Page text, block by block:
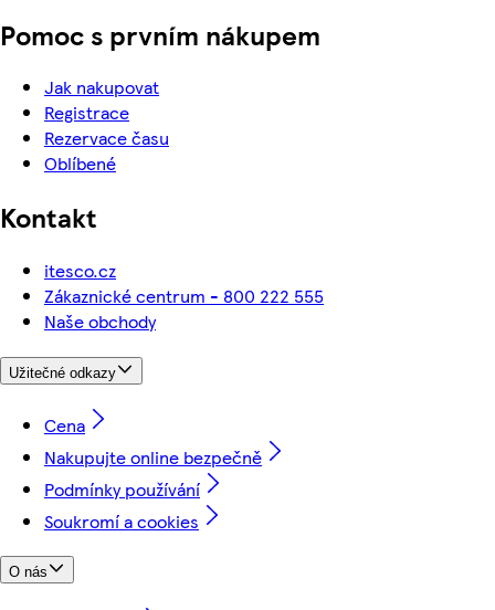
Pomoc s prvním nákupem
Jak nakupovat
Registrace
Rezervace času
Oblíbené
Kontakt
itesco.cz
Zákaznické centrum - 800 222 555
Naše obchody
Užitečné odkazy
Cena
Nakupujte online bezpečně
Podmínky používání
Soukromí a cookies
O nás